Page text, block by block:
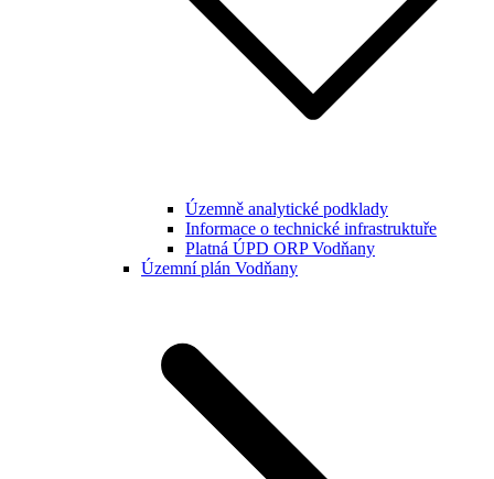
Územně analytické podklady
Informace o technické infrastruktuře
Platná ÚPD ORP Vodňany
Územní plán Vodňany